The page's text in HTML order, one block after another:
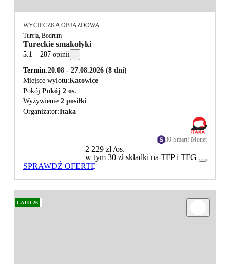
WYCIECZKA OBJAZDOWA
Turcja, Bodrum
Tureckie smakołyki
5.1 287 opinii
Termin 20.08 - 27.08.2026 (8 dni)
Miejsce wylotu Katowice
Pokój Pokój 2 os.
Wyżywienie 2 posiłki
Organizator Itaka
30 Smart! Monet
2 229 zł/os.
w tym 30 zł składki na TFP i TFG
SPRAWDŹ OFERTĘ
LATO 26